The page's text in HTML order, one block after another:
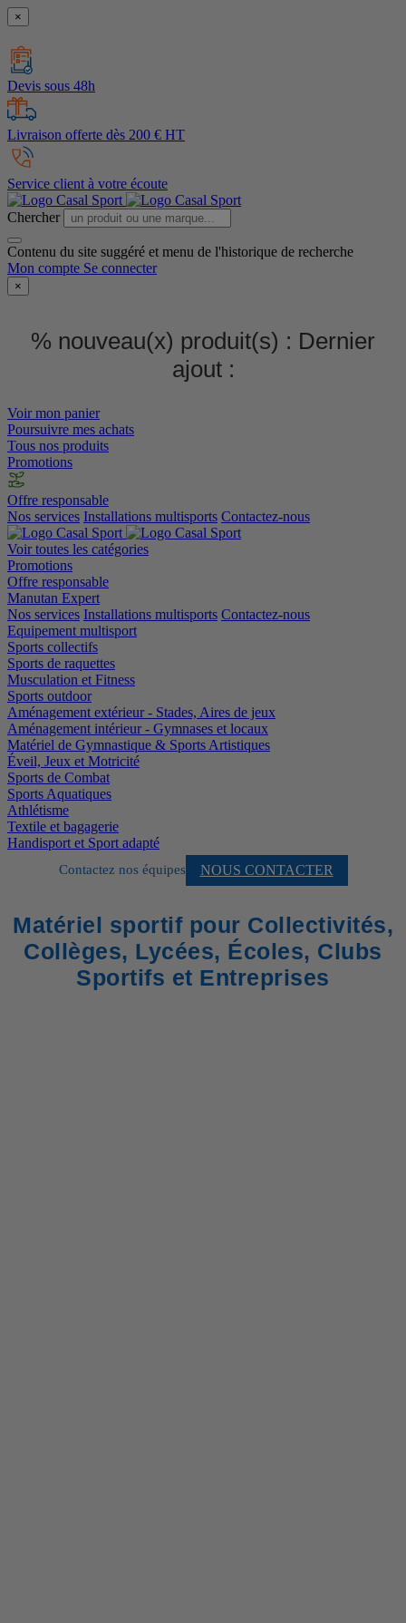
×
Devis sous 48h
Livraison offerte dès 200 € HT
Service client à votre écoute
Chercher
Contenu du site suggéré et menu de l'historique de recherche
Mon compte Se connecter
×
% nouveau(x) produit(s) : Dernier
ajout :
Voir mon panier
Poursuivre mes achats
Tous nos produits
Promotions
Offre responsable
Nos services Installations multisports Contactez-nous
Voir toutes les catégories
Promotions
Offre responsable
Manutan Expert
Nos services Installations multisports Contactez-nous
Equipement multisport
Sports collectifs
Sports de raquettes
Musculation et Fitness
Sports outdoor
Aménagement extérieur - Stades, Aires de jeux
Aménagement intérieur - Gymnases et locaux
Matériel de Gymnastique & Sports Artistiques
Éveil, Jeux et Motricité
Sports de Combat
Sports Aquatiques
Athlétisme
Textile et bagagerie
Handisport et Sport adapté
Contactez nos équipes NOUS CONTACTER
Matériel sportif pour Collectivités,
Collèges, Lycées, Écoles, Clubs
Sportifs et Entreprises